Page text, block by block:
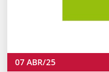
07 ABR/25